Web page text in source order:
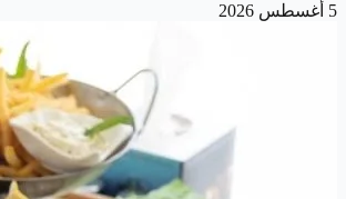
5 أغسطس 2026